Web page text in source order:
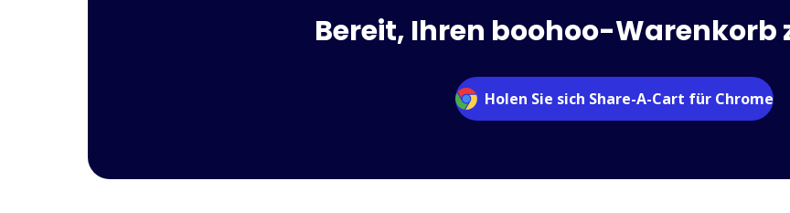
Bereit, Ihren boohoo-Warenkorb
Holen Sie sich Share-A-Cart für Chrome